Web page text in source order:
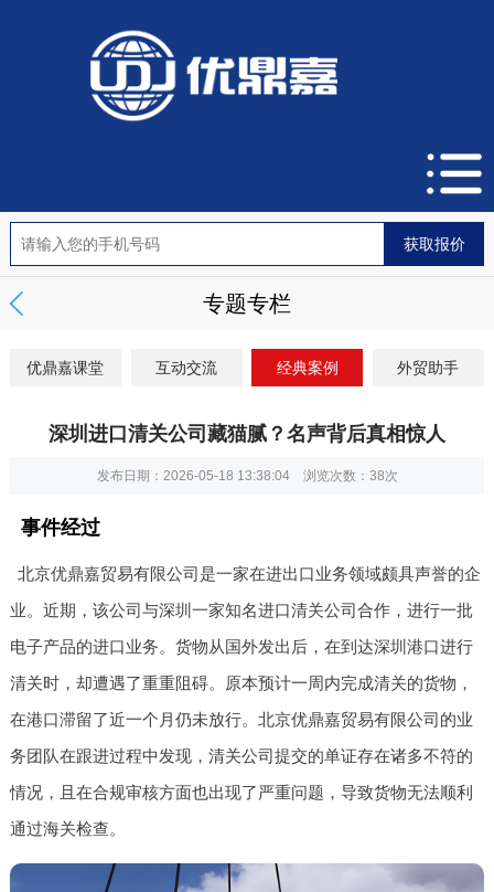
专题专栏
优鼎嘉课堂 互动交流 经典案例 外贸助手
深圳进口清关公司藏猫腻？名声背后真相惊人
发布日期：2026-05-18 13:38:04 浏览次数： 38次
事件经过
北京优鼎嘉贸易有限公司是一家在进出口业务领域颇具声誉的企
业。近期，该公司与深圳一家知名进口清关公司合作，进行一批
电子产品的进口业务。货物从国外发出后，在到达深圳港口进行
清关时，却遭遇了重重阻碍。原本预计一周内完成清关的货物，
在港口滞留了近一个月仍未放行。北京优鼎嘉贸易有限公司的业
务团队在跟进过程中发现，清关公司提交的单证存在诸多不符的
情况，且在合规审核方面也出现了严重问题，导致货物无法顺利
通过海关检查。